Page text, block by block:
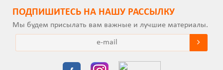
ПОДПИШИТEСЬ НА НАШУ РАССЫЛКУ
Мы будем присылать вам важные и лучшие материалы.